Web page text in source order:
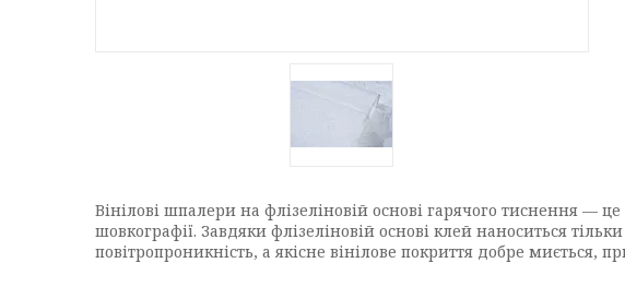
Вінілові шпалери на флізеліновій основі гарячого тиснення
шовкографії. Завдяки флізеліновій основі клей наноситься
повітропроникність, а якісне вінілове покриття добре миється,